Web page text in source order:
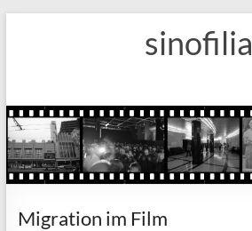
sinofilia
Migration im Film